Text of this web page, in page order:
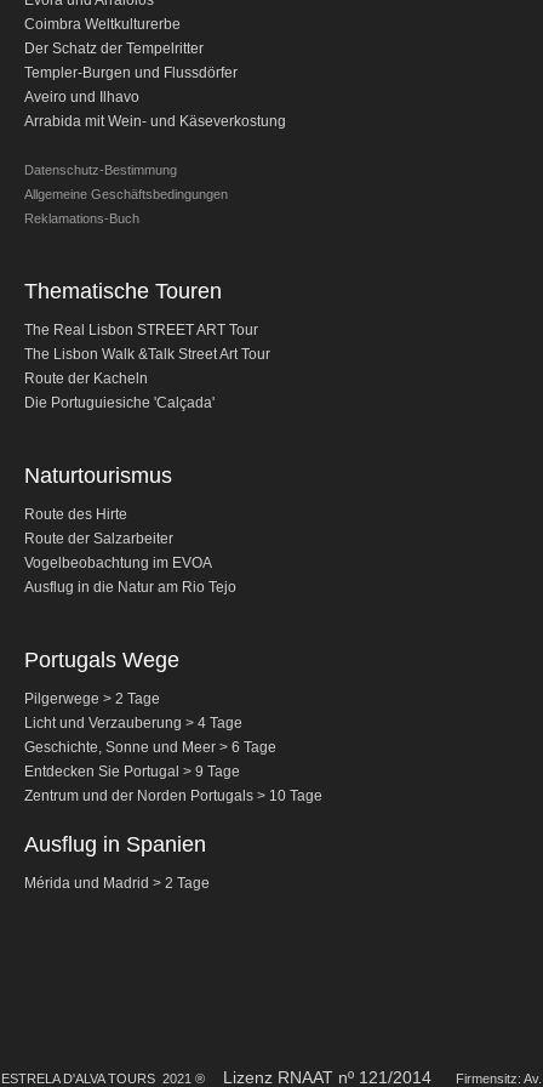
Obidos
Montejunto Gebirge und Obidos
Fatima, Batalha, Nazare und Obidos
Fátima
Ein Tag in Fátima
Fátima, Batalha, Nazaré und Óbidos
Évora
Évora und Arraiolos
Tomar
Templer-Burgen und Flussdörfer
Halbtags-Touren
Sintra Halbtagestour
Fatima Halbtagestour
The Real Lisbon STREET ART Tour
The Lisbon Walk & Talk Street Art Tour
Route der Kacheln
Die Portuguiesische 'Calçada'
Weintouren
Alentejo mit Wein- und Olivenölverkostung
Evora & Cartuxa
Coimbra Weltkulturerbe
Der Schatz der Tempelritter
Templer-Burgen und Flussdörfer
Aveiro und Ilhavo
Arrabida mit Wein- und Käseverkostung
Datenschutz-Bestimmung
Allgemeine Geschäftsbedingungen
Reklamations-Buch
Thematische Touren
The Real Lisbon STREET ART Tour
The Lisbon Walk &Talk Street Art Tour
Route der Kacheln
Die Portuguiesiche 'Calçada'
Naturtourismus
Route des Hirte
Route der Salzarbeiter
Vogelbeobachtung im EVOA
Ausflug in die Natur am Rio Tejo
Portugals Wege
Pilgerwege > 2 Tage
Licht und Verzauberung > 4 Tage
Geschichte, Sonne und Meer > 6 Tage
Entdecken Sie Portugal > 9 Tage
Zentrum und der Norden Portugals > 10 Tage
Ausflug in Spanien
Mérida und Madrid > 2 Tage
ESTRELA D'ALVA TOURS 2021 ® Lizenz RNAAT nº 121/2014 Firmensitz: Av.